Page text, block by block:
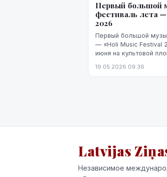
Первый большой
фестиваль лета
2026
Первый большой
— «Holi Music Festival
июня на культовой
обещают
19.05.2026 09:36
Latvijas
Независимое